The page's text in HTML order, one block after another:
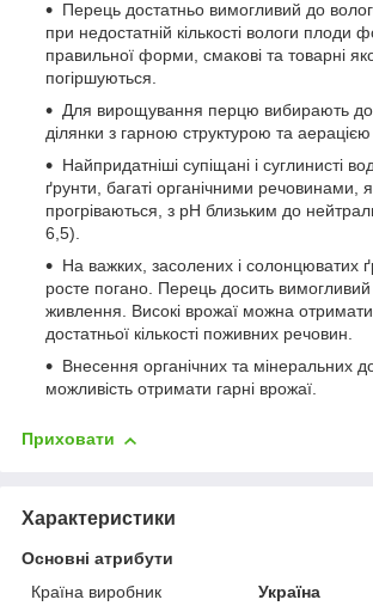
Перець достатньо вимогливий до
при недостатній кількості вологи плоди
правильної форми, смакові та товарні
погіршуються.
Для вирощування перцю вибирають
ділянки з гарною структурою та аерацією
Найпридатніші супіщані і суглинисті
ґрунти, багаті органічними речовинами,
прогріваються, з pН близьким до
6,5).
На важких, засолених і солонцюватих
росте погано. Перець досить
живлення. Високі врожаї можна отримати
достатньої кількості поживних речовин.
Внесення органічних та мінеральних
можливість отримати гарні врожаї.
Приховати
Характеристики
Основні атрибути
Країна виробник
Україна